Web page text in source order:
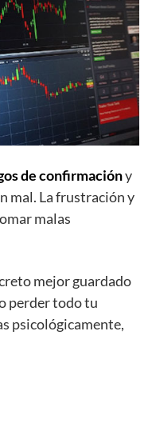
de confirmacióny
mal. La frustración y
malas
mejor guardado
perder todo tu
psicológicamente,